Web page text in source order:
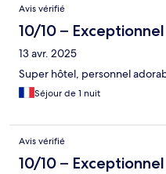
Avis vérifié
10/10 – Exceptionnel
13 avr. 2025
Super hôtel, personnel
Séjour de 1 nuit
Avis vérifié
10/10 – Exceptionnel